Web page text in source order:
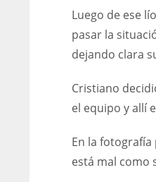
Luego de ese
pasar la
dejando clara
Cristiano
el equipo y allí
En la
está mal como